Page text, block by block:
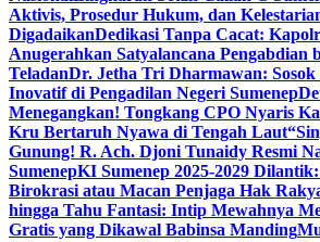
Aktivis, Prosedur Hukum, dan
DigadaikanDedikasi Tanpa Cacat:
Anugerahkan Satyalancana Pengabdian
TeladanDr. Jetha Tri Dharmawan:
Inovatif di Pengadilan Negeri Sumenep
Menegangkan! Tongkang CPO Nyaris
Kru Bertaruh Nyawa di Tengah Laut
Gunung! R. Ach. Djoni Tunaidy Resmi
SumenepKI Sumenep 2025-2029 Dilantik:
Birokrasi atau Macan Penjaga Hak
hingga Tahu Fantasi: Intip Mewahnya
Gratis yang Dikawal Babinsa Manding